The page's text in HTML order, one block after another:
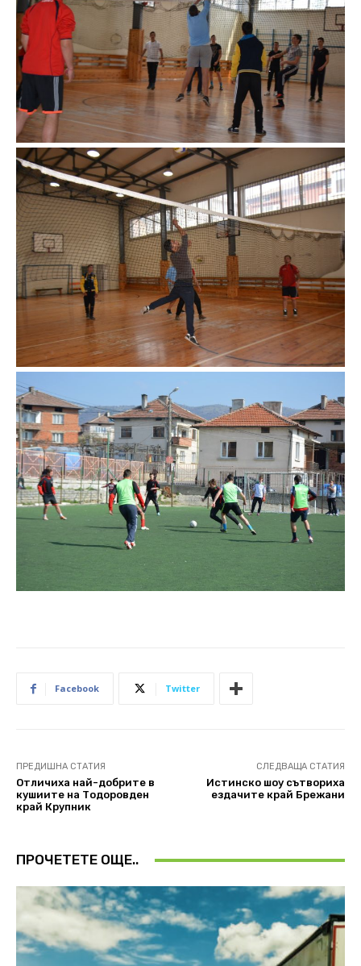
Facebook Twitter
ПРЕДИШНА СТАТИЯ
Отличиха най-добрите в
кушиите на Тодоровден
край Крупник
СЛЕДВАЩА СТАТИЯ
Истинско шоу сътвориха
ездачите край Брежани
ПРОЧЕТЕТЕ ОЩЕ..